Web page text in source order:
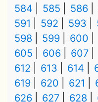
584
585 586
591
592 593
598
599 600
605
606 607
612
613 614
619
620 621
626
627 628